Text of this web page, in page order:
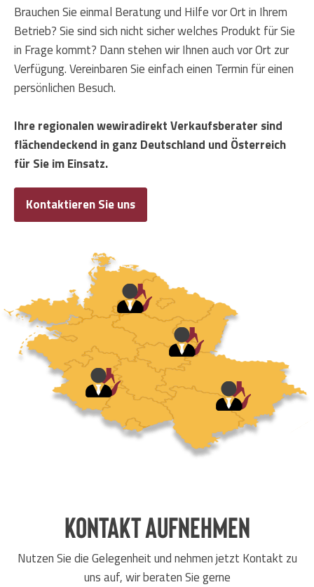
Brauchen Sie einmal Beratung und Hilfe vor Ort in Ihrem
Betrieb? Sie sind sich nicht sicher welches Produkt für Sie
in Frage kommt? Dann stehen wir Ihnen auch vor Ort zur
Verfügung. Vereinbaren Sie einfach einen Termin für einen
persönlichen Besuch.
Ihre regionalen wewiradirekt Verkaufsberater sind
flächendeckend in ganz Deutschland und Österreich
für Sie im Einsatz.
Kontaktieren Sie uns
Kontakt aufnehmen
Nutzen Sie die Gelegenheit und nehmen jetzt Kontakt zu
uns auf, wir beraten Sie gerne